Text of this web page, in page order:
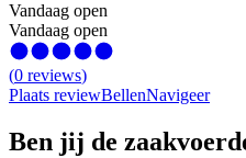
Vandaag open
Vandaag open
(0 reviews)
Plaats reviewBellenNavigeer
Ben jij de